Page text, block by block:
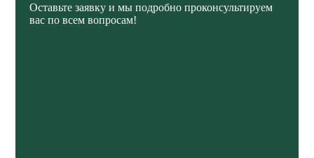
Оставьте заявку и мы подробно проконсультируем
вас по всем вопросам!